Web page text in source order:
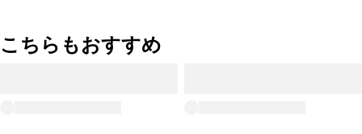
こちらもおすすめ